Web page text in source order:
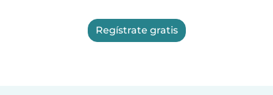
Regístrate gratis